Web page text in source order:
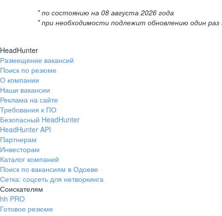
* по состоянию на 08 августа 2026 года
* при необходимости подлежит обновлению один раз
HeadHunter
Размещение вакансий
Поиск по резюме
О компании
Наши вакансии
Реклама на сайте
Требования к ПО
Безопасный HeadHunter
HeadHunter API
Партнерам
Инвесторам
Каталог компаний
Поиск по вакансиям в Одоеве
Сетка: соцсеть для нетворкинга
Соискателям
hh PRO
Готовое резюме